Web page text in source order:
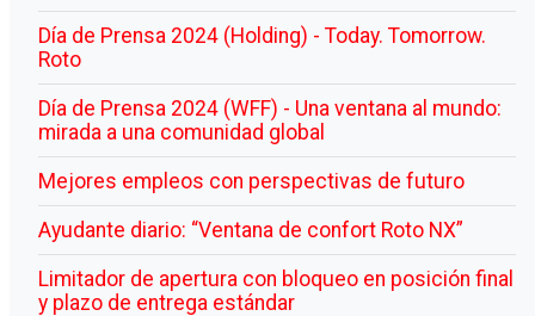
Día de Prensa 2024 (Holding) - Today. Tomorrow.
Roto
Día de Prensa 2024 (WFF) - Una ventana al mundo:
mirada a una comunidad global
Mejores empleos con perspectivas de futuro
Ayudante diario: “Ventana de confort Roto NX”
Limitador de apertura con bloqueo en posición final
y plazo de entrega estándar